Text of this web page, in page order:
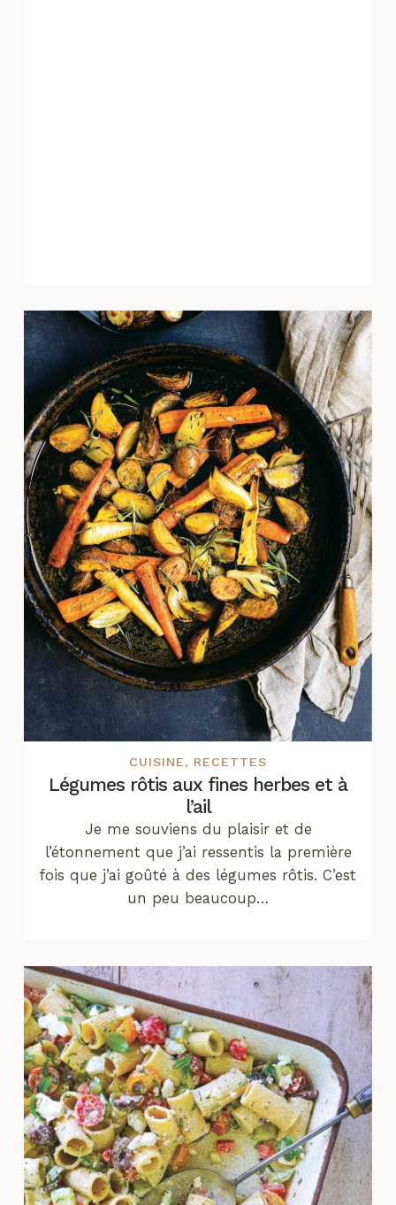
CUISINE, RECETTES
Légumes rôtis aux fines herbes et à
l’ail
Je me souviens du plaisir et de
l’étonnement que j’ai ressentis la première
fois que j’ai goûté à des légumes rôtis. C’est
un peu beaucoup…